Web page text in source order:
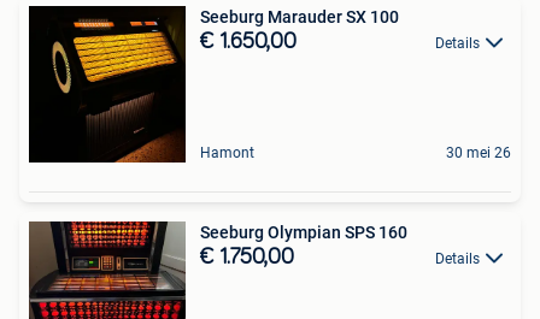
Seeburg Marauder SX 100
€ 1.650,00 Details
Hamont 30 mei 26
Seeburg Olympian SPS 160
€ 1.750,00 Details